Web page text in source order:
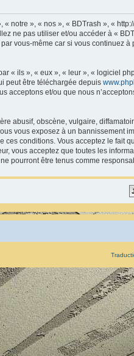
notre », « nos », « BDTrash », «
ne pas utiliser et/ou accéder à «
vous-même car si vous continuez
« ils », « eux », « leur », « logiciel
peut être téléchargée depuis
acceptons et/ou que nous
abusif, obscène, vulgaire,
vous exposez à un bannissement
ces conditions. Vous acceptez le fait
vous acceptez que toutes les
pourront être tenus comme